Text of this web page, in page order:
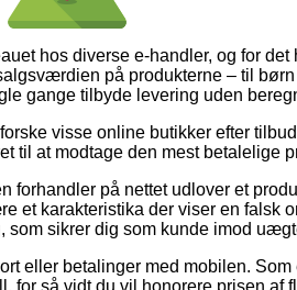
hos diverse e-handler, og for
på produkterne – til
gange tilbyde levering uden
visse online butikker efter
til at modtage den mest betalelige
forhandler på nettet udlover et
et karakteristika der viser en falsk
som sikrer dig som kunde imod
eller betalinger med mobilen. Som
for så vidt du vil honorere prisen af